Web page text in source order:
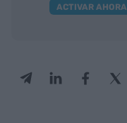
ACTIVAR AHORA